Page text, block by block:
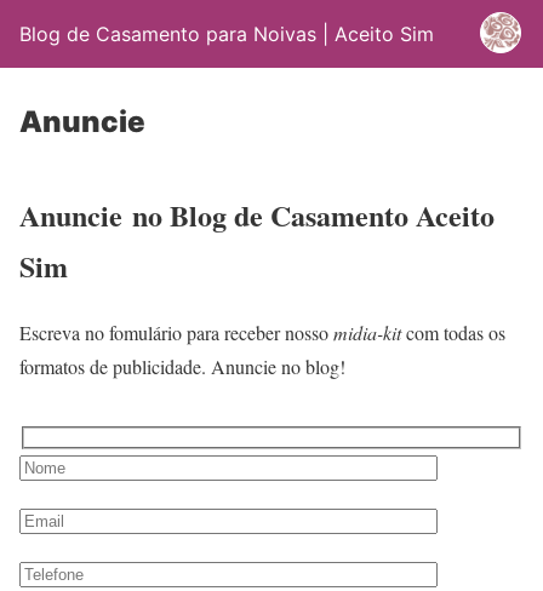
Blog de Casamento para Noivas | Aceito Sim
Anuncie
Anuncie no Blog de Casamento Aceito
Sim
Escreva no fomulário para receber nossomidia-kitcom todas os
formatos de publicidade. Anuncie no blog!